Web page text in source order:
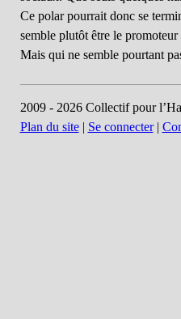
Ce polar pourrait donc se
semble plutôt être le
Mais qui ne semble pourtant
2009 - 2026 Collectif pour
Plan du site| Se connecter|